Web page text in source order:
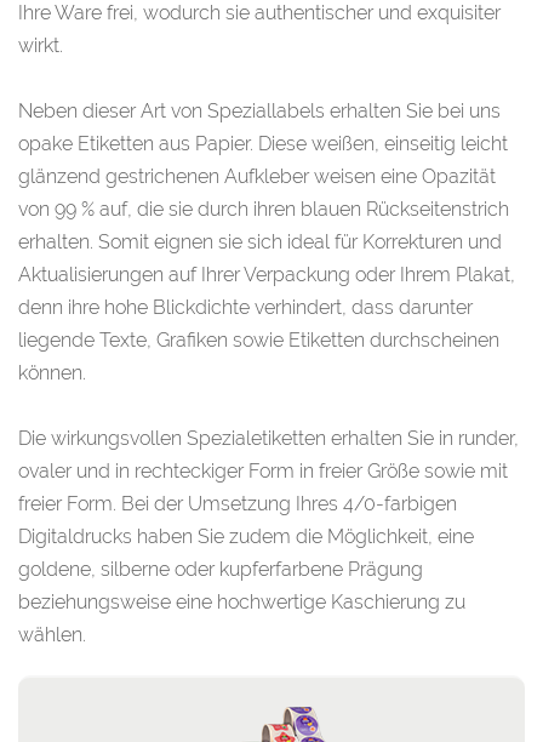
Ihre Ware frei, wodurch sie authentischer und exquisiter
wirkt.
Neben dieser Art von Speziallabels erhalten Sie bei uns
opake Etiketten aus Papier. Diese weißen, einseitig leicht
glänzend gestrichenen Aufkleber weisen eine Opazität
von 99 % auf, die sie durch ihren blauen Rückseitenstrich
erhalten. Somit eignen sie sich ideal für Korrekturen und
Aktualisierungen auf Ihrer Verpackung oder Ihrem Plakat,
denn ihre hohe Blickdichte verhindert, dass darunter
liegende Texte, Grafiken sowie Etiketten durchscheinen
können.
Die wirkungsvollen Spezialetiketten erhalten Sie in runder,
ovaler und in rechteckiger Form in freier Größe sowie mit
freier Form. Bei der Umsetzung Ihres 4/0-farbigen
Digitaldrucks haben Sie zudem die Möglichkeit, eine
goldene, silberne oder kupferfarbene Prägung
beziehungsweise eine hochwertige Kaschierung zu
wählen.